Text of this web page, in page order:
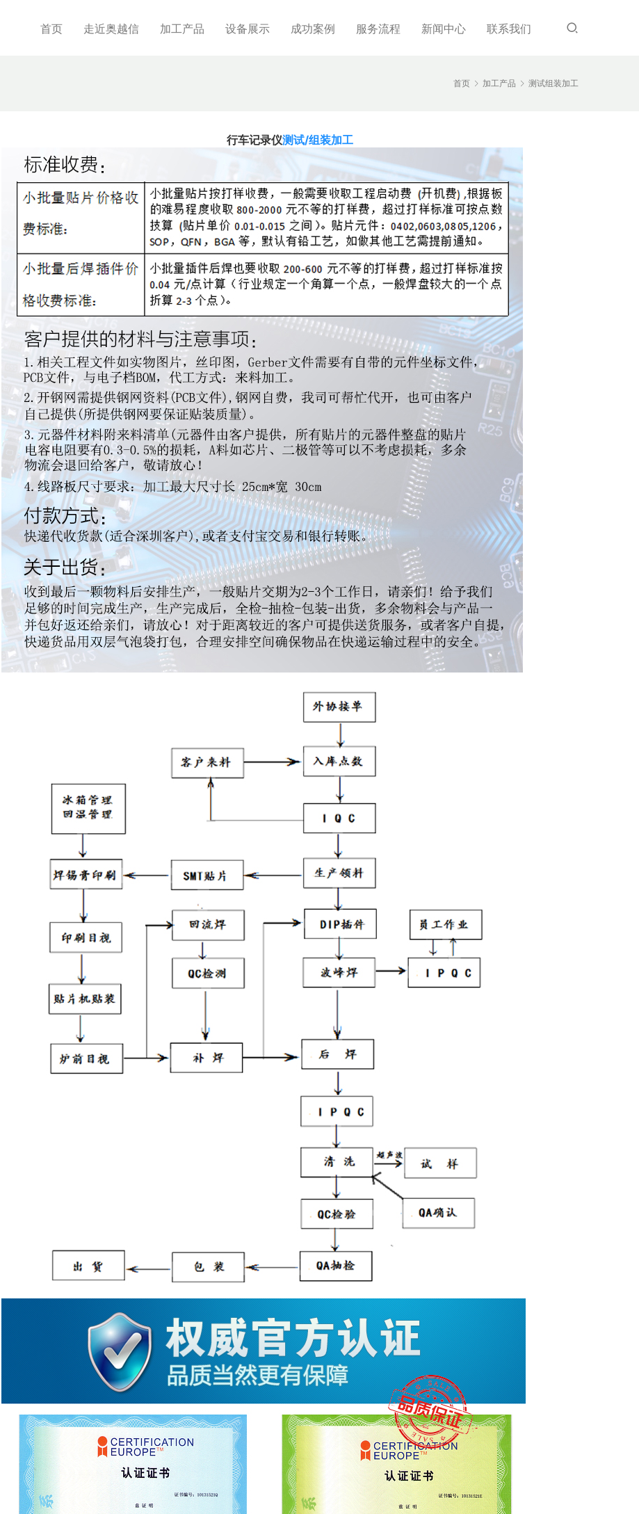
首页 走近奥越信 加工产品 设备展示 成功案例 服务流程 新闻中心 联系我们
首页 加工产品 测试组装加工
行车记录仪测试/组装加工